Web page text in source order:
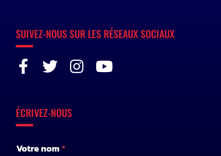
SUIVEZ-NOUS SUR LES RÉSEAUX SOCIAUX
ÉCRIVEZ-NOUS
Votre nom *